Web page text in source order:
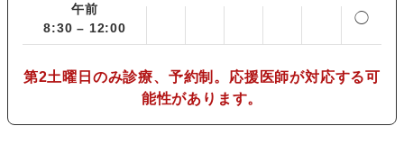
午前
8:30 – 12:00
◯
第2土曜日のみ診療、予約制。応援医師が対応する可
能性があります。